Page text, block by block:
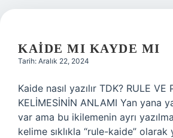
Hakkımızda
KAIDE MI KAYDE MI
Tarih: Aralık 22, 2024
Kaide nasıl yazılır TDK? RULE VE
KELİMESİNİN ANLAMI Yan yana
var ama bu ikilemenin ayrı
kelime sıklıkla “rule-kaide” olarak